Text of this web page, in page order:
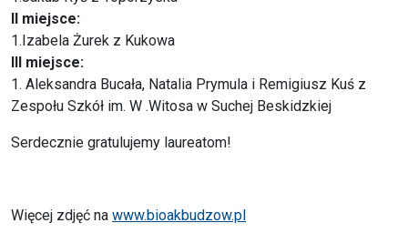
II miejsce:
1.Izabela Żurek z Kukowa
III miejsce:
1. Aleksandra Bucała, Natalia Prymula i Remigiusz Kuś z
Zespołu Szkół im. W .Witosa w Suchej Beskidzkiej
Serdecznie gratulujemy laureatom!
Więcej zdjęć na www.bioakbudzow.pl